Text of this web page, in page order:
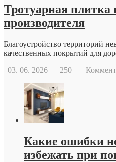
Тротуарная плитка
производителя
Благоустройство территорий
качественных покрытий для
03. 06. 2026
250
Какие ошибки
избежать при